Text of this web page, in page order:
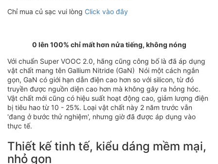
Chỉ mua củ sạc vui lòng Click vào đây
0 lên 100% chỉ mất hơn nửa tiếng, không nóng
Với chuẩn Super VOOC 2.0, hãng cũng công bố là đã áp dụng
vật chất mang tên Gallium Nitride (GaN) Nói một cách ngắn
gọn, GaN có giới hạn dẫn điện cao hơn so với silicon, từ đó
truyền được nguồn diện cao hơn mà không gây ra hỏng hóc.
Vật chất mới cũng có hiệu suất hoạt động cao, giảm lượng điện
bị tiêu hao từ 10 - 25%. Loại vật chất này 2 năm trước vẫn
'đang ở bước thử nghiệm', nhưng giờ đã được áp dụng vào
thực tế.
Thiết kế tinh tế, kiểu dáng mềm mại,
nhỏ gọn